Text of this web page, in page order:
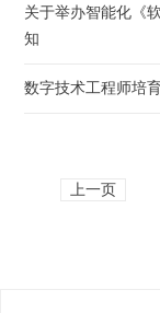
关于举办智能化《
知
数字技术工程师培
上一页